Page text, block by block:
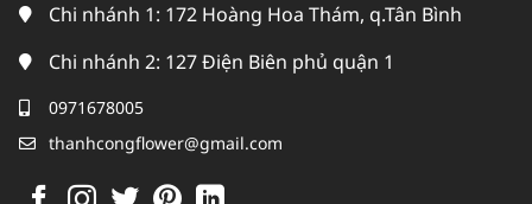
Chi nhánh 1: 172 Hoàng Hoa Thám, q.Tân Bình
Chi nhánh 2: 127 Điện Biên phủ quận 1
0971678005
thanhcongflower@gmail.com